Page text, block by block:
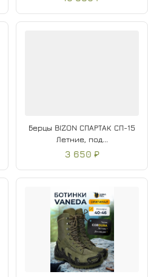
Берцы BIZON СПАРТАК СП-15
Летние, под...
3 650 ₽